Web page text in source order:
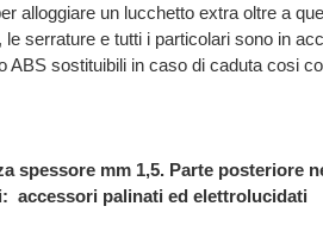
alloggiare un lucchetto extra oltre a
serrature e tutti i particolari sono in
sostituibili in caso di caduta cosi
spessore mm 1,5. Parte posteriore
accessori palinati ed elettrolucidati